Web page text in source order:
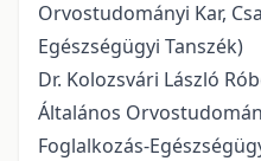
Orvostudományi Kar,
Egészségügyi Tanszék)
Dr. Kolozsvári László
Általános
Foglalkozás-